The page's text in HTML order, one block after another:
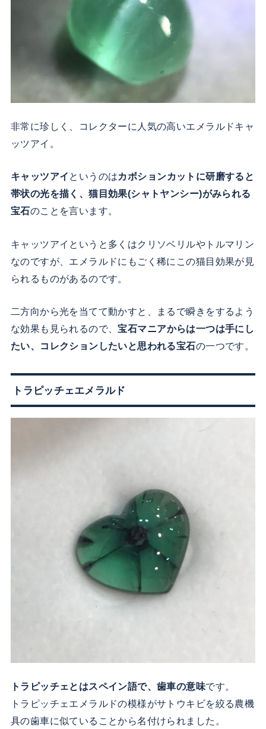
非常に珍しく、コレクターに人気の高いエメラルドキャ
ッツアイ。
キャッツアイ というのはカボションカットに研磨すると
帯状の光を描く、猫目効果(シャトヤンシー)がみられる
宝石のことを言います。
キャッツアイというと多くはクリソベリルやトルマリン
なのですが、エメラルドにもごく稀にこの猫目効果が見
られるものがあるのです。
二方向から光を当てて動かすと、まるで瞬きをするよう
な効果も見られるので、宝石マニアからは一つは手にし
たい、コレクションしたいと思われる宝石の一つです。
トラピッチェエメラルド
トラピッチェとはスペイン語で、歯車の意味です。
トラピッチェエメラルドの模様がサトウキビを絞る農機
具の歯車に似ていることから名付けられました。